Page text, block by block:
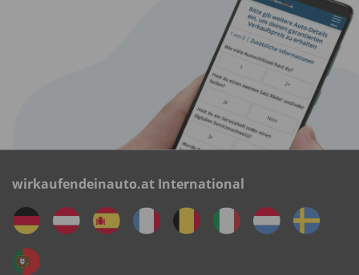
wirkaufendeinauto.at International